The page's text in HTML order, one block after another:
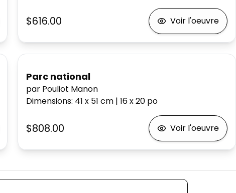
$616.00 Voir l'oeuvre
Parc national
par Pouliot Manon
Dimensions: 41 x 51cm |16 x 20 po
$808.00 Voir l'oeuvre